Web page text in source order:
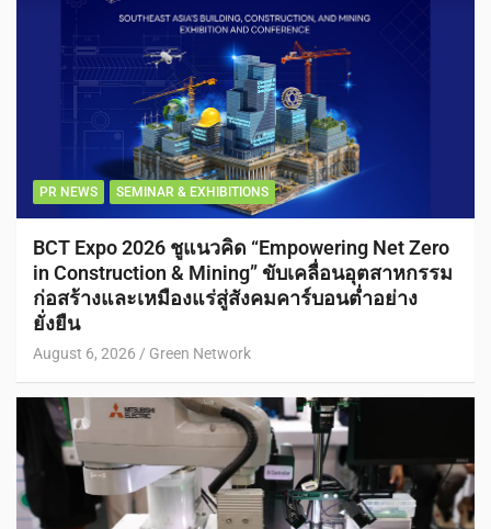
PR NEWS SEMINAR & EXHIBITIONS
BCT Expo 2026 ชูแนวคิด “Empowering Net Zero
in Construction & Mining” ขับเคลื่อนอุตสาหกรรม
ก่อสร้างและเหมืองแร่สู่สังคมคาร์บอนต่ำอย่าง
ยั่งยืน
August 6, 2026 Green Network